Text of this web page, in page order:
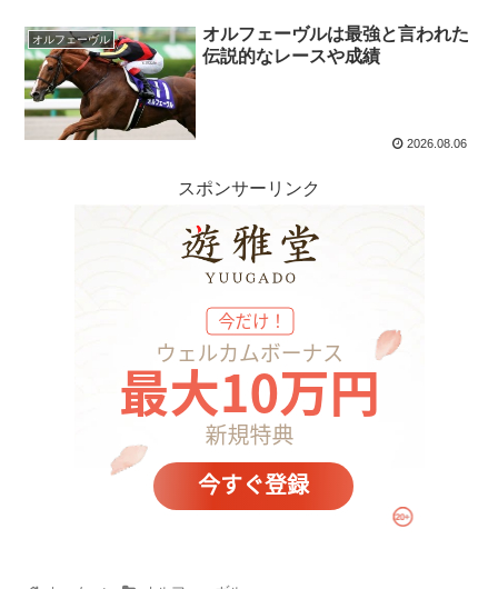
オルフェーヴル
オルフェーヴルは最強と言われた
伝説的なレースや成績
2026.08.06
スポンサーリンク